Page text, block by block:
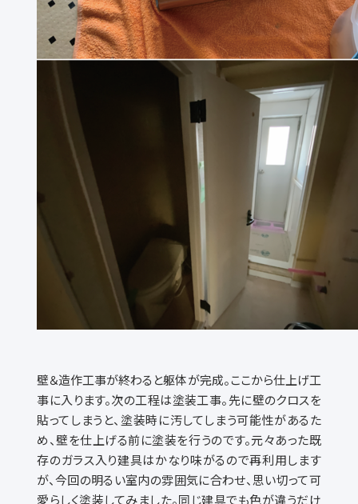
壁＆造作工事が終わると躯体が完成。ここから仕上げ工
事に入ります。次の工程は塗装工事。先に壁のクロスを
貼ってしまうと、塗装時に汚してしまう可能性があるた
め、壁を仕上げる前に塗装を行うのです。元々あった既
存のガラス入り建具はかなり味がるので再利用します
が、今回の明るい室内の雰囲気に合わせ、思い切って可
愛らしく塗装してみました。同じ建具でも色が違うだけ